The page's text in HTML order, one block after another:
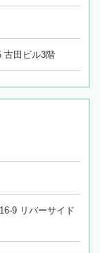
古田ビル3階
9 リバーサイド